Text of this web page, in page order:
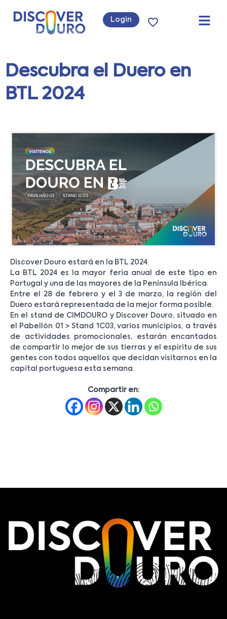
Login
Descubra el Duero en
BTL 2024
Discover Douro estará en la BTL 2024.
La BTL 2024 es la mayor feria anual de este tipo en
Portugal y una de las mayores de la Península Ibérica.
Entre el 28 de febrero y el 3 de marzo, la región del
Duero estará representada de la mejor forma posible.
En el stand de CIMDOURO y Discover Douro, situado en
el Pabellón 01 > Stand 1C03, varios municipios, a través
de actividades promocionales, estarán encantados
de compartir lo mejor de sus tierras y el espíritu de sus
gentes con todos aquellos que decidan visitarnos en la
capital portuguesa esta semana.
Compartir en: